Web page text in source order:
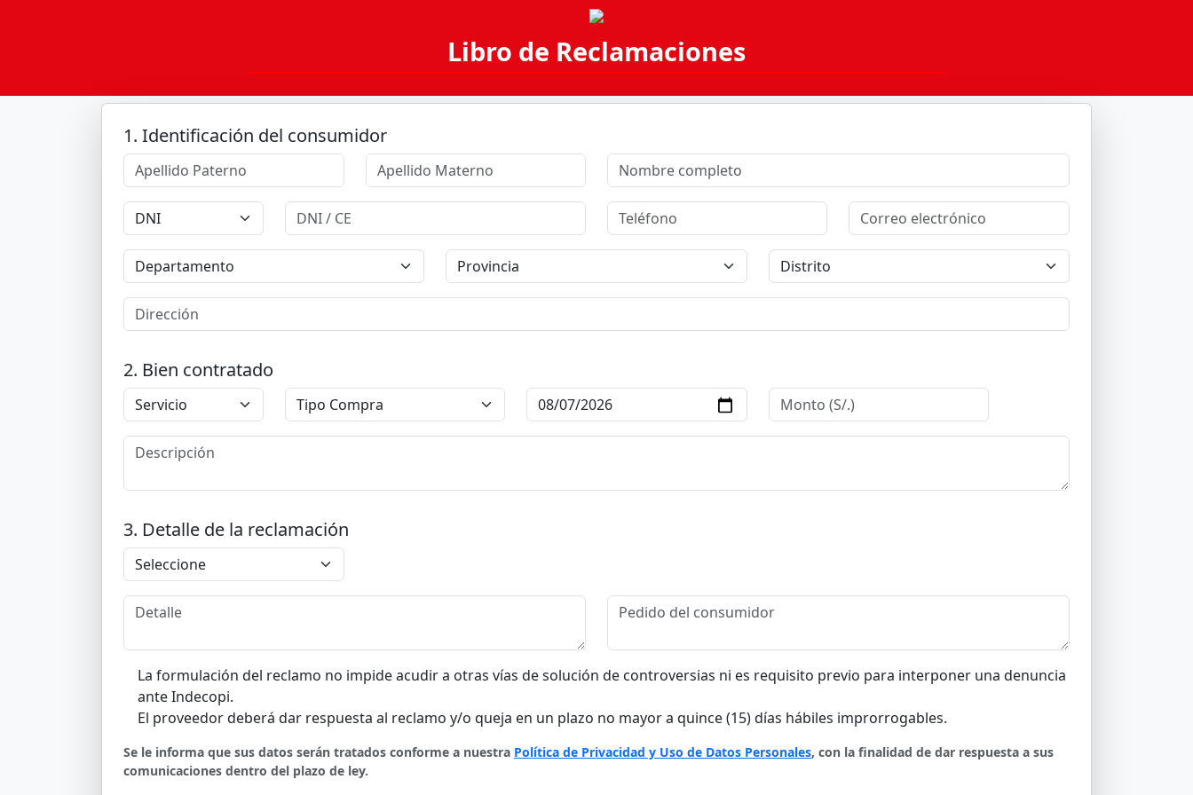
Libro de Reclamaciones
1. Identificación del consumidor
2. Bien contratado
3. Detalle de la reclamación
La formulación del reclamo no impide acudir a otras vías de solución de controversias ni es requisito previo para interponer una denuncia
ante Indecopi.
El proveedor deberá dar respuesta al reclamo y/o queja en un plazo no mayor a quince (15) días hábiles improrrogables.
Se le informa que sus datos serán tratados conforme a nuestra Política de Privacidad y Uso de Datos Personales, con la finalidad de dar respuesta a sus
comunicaciones dentro del plazo de ley.